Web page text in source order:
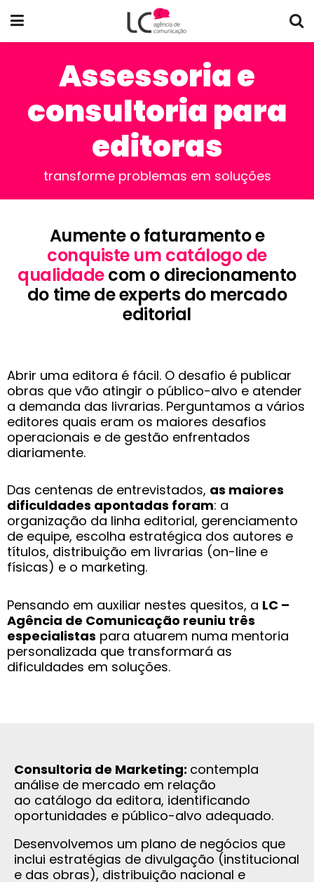
Assessoria e
consultoria para
editoras
transforme problemas em soluções
Aumente o faturamento e
conquiste um catálogo de
qualidadecom o direcionamento
do time de experts do mercado
editorial
Abrir uma editora é fácil. O desafio é publicar
obras que vão atingir o público-alvo e atender
a demanda das livrarias. Perguntamos a vários
editores quais eram os maiores desafios
operacionais e de gestão enfrentados
diariamente.
Das centenas de entrevistados, as maiores
dificuldades apontadas foram: a
organização da linha editorial, gerenciamento
de equipe, escolha estratégica dos autores e
títulos, distribuição em livrarias (on-line e
físicas) e o marketing.
Pensando em auxiliar nestes quesitos, a LC –
Agência de Comunicação reuniu três
especialistas para atuarem numa mentoria
personalizada que transformará as
dificuldades em soluções.
Consultoria de Marketing: contempla
análise de mercado em relação
ao catálogo da editora, identificando
oportunidades e público-alvo adequado.
Desenvolvemos um plano de negócios que
inclui estratégias de divulgação (institucional
e das obras), distribuição nacional e